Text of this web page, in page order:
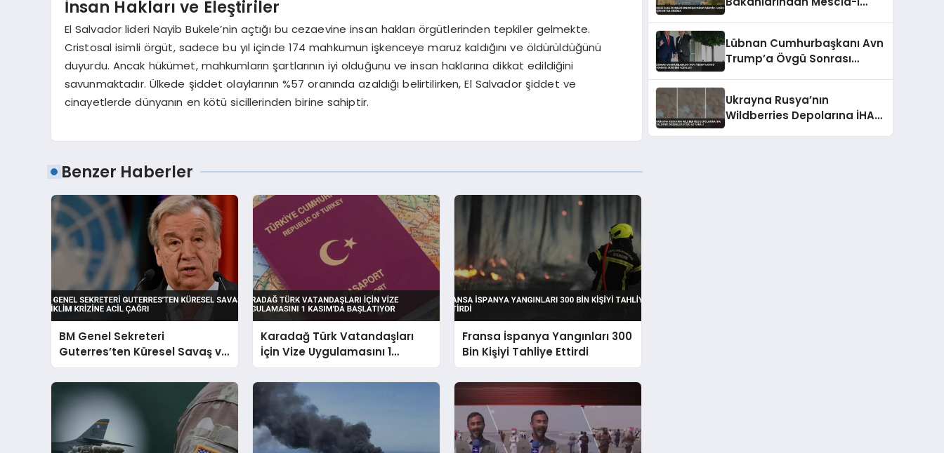
İnsan Hakları ve Eleştiriler
El Salvador lideri Nayib Bukele’nin açtığı bu cezaevine insan hakları örgütlerinden tepkiler gelmekte.
Cristosal isimli örgüt, sadece bu yıl içinde 174 mahkumun işkenceye maruz kaldığını ve öldürüldüğünü
duyurdu. Ancak hükümet, mahkumların şartlarının iyi olduğunu ve insan haklarına dikkat edildiğini
savunmaktadır. Ülkede şiddet olaylarının %57 oranında azaldığı belirtilirken, El Salvador şiddet ve
cinayetlerde dünyanın en kötü sicillerinden birine sahiptir.
Benzer Haberler
BM Genel Sekreteri
Guterres’ten Küresel Savaş ve
İklim Krizine Acil Çağrı
Karadağ Türk Vatandaşları
İçin Vize Uygulamasını 1
Kasım’da Başlatıyor
Fransa İspanya Yangınları 300
Bin Kişiyi Tahliye Ettirdi
Lübnan Cumhurbaşkanı Avn
Trump’a Övgü Sonrası
Ukrayna Rusya’nın
Wildberries Depolarına İHA